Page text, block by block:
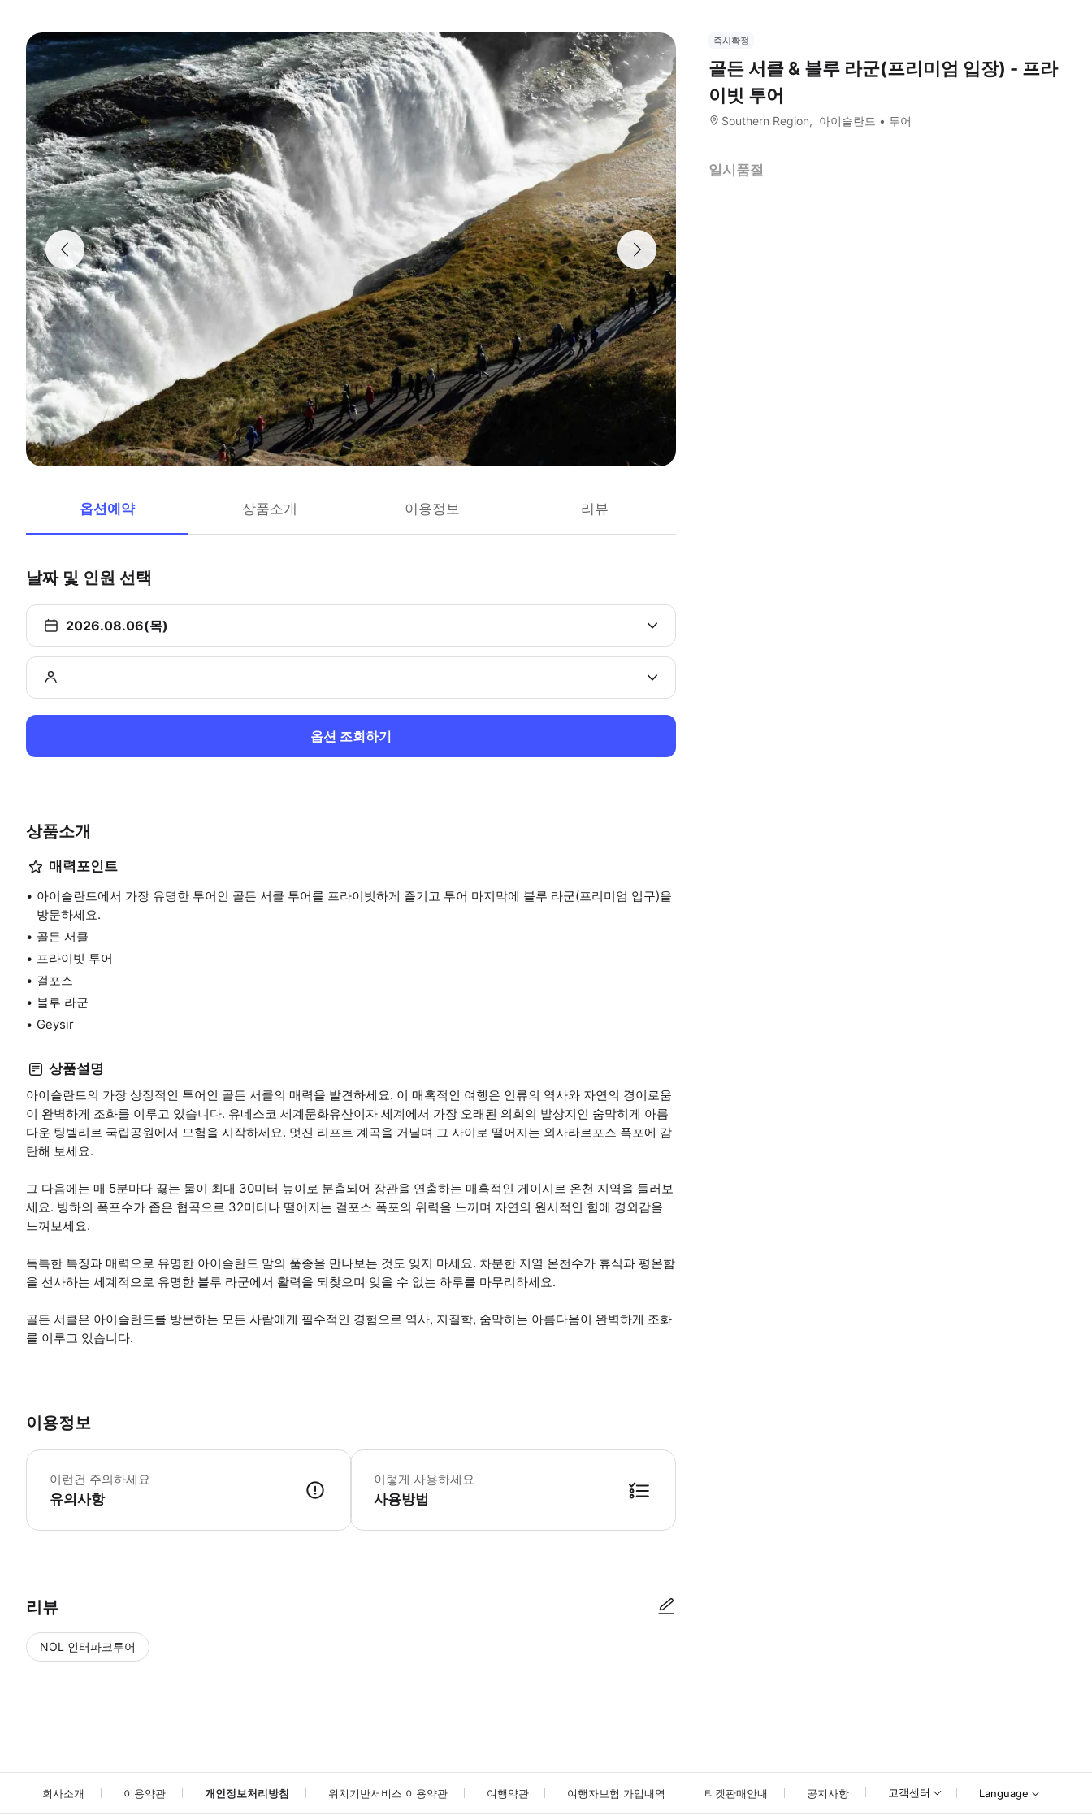
옵션예약 상품소개 이용정보 리뷰
날짜 및 인원 선택
2026.08.06(목)
옵션 조회하기
상품소개
매력포인트
아이슬란드에서 가장 유명한 투어인 골든 서클 투어를 프라이빗하게 즐기고 투어 마지막에 블루 라군(프리미엄 입구)을
방문하세요.
골든 서클
프라이빗 투어
걸포스
블루 라군
Geysir
상품설명
아이슬란드의 가장 상징적인 투어인 골든 서클의 매력을 발견하세요. 이 매혹적인 여행은 인류의 역사와 자연의 경이로움
이 완벽하게 조화를 이루고 있습니다. 유네스코 세계문화유산이자 세계에서 가장 오래된 의회의 발상지인 숨막히게 아름
다운 팅벨리르 국립공원에서 모험을 시작하세요. 멋진 리프트 계곡을 거닐며 그 사이로 떨어지는 외사라르포스 폭포에 감
탄해 보세요.
그 다음에는 매 5분마다 끓는 물이 최대 30미터 높이로 분출되어 장관을 연출하는 매혹적인 게이시르 온천 지역을 둘러보
세요. 빙하의 폭포수가 좁은 협곡으로 32미터나 떨어지는 걸포스 폭포의 위력을 느끼며 자연의 원시적인 힘에 경외감을
느껴보세요.
독특한 특징과 매력으로 유명한 아이슬란드 말의 품종을 만나보는 것도 잊지 마세요. 차분한 지열 온천수가 휴식과 평온함
을 선사하는 세계적으로 유명한 블루 라군에서 활력을 되찾으며 잊을 수 없는 하루를 마무리하세요.
골든 서클은 아이슬란드를 방문하는 모든 사람에게 필수적인 경험으로 역사, 지질학, 숨막히는 아름다움이 완벽하게 조화
를 이루고 있습니다.
이용정보
이런건 주의하세요
유의사항
숙소가 목록에 없는 경우 픽업 장소를 알려주세요. * 소요시간 : 600분 (옵션에 따라 소요 시간이 다를 수 있으니, 예약 시 확인 부탁드립니다.)
이렇게 사용하세요
사용방법
리뷰
NOL 인터파크투어
즉시확정
골든 서클 & 블루 라군(프리미엄 입장) - 프라
이빗 투어
Southern Region 아이슬란드 투어
일시품절
회사소개 이용약관 개인정보처리방침 위치기반서비스 이용약관 여행약관 여행자보험 가입내역 티켓판매안내 공지사항 고객센터 Language